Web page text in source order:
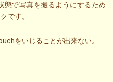
態で写真を撮るようにするため
です。
をいじることが出来ない。